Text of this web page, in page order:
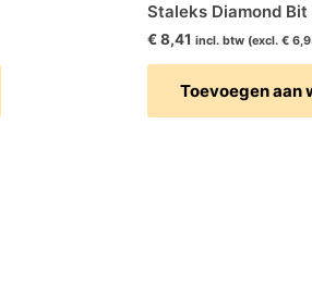
Staleks Diamond Bit
€8,41 incl. btw (excl. €
Toevoegen aan